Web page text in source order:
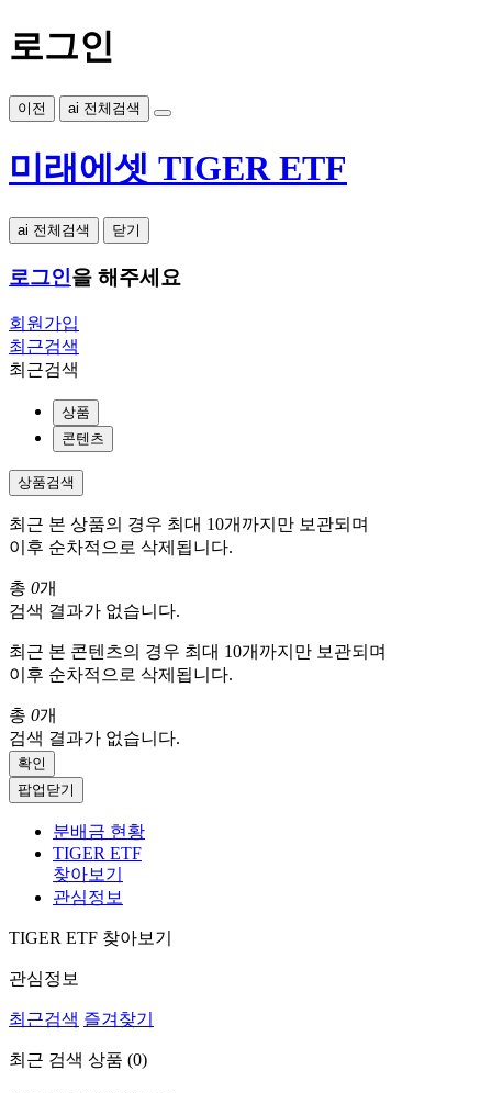
로그인
이전 ai 전체검색
미래에셋 TIGER ETF
ai 전체검색 닫기
로그인을 해주세요
회원가입
최근검색
최근검색
상품
콘텐츠
상품검색
최근 본 상품의 경우 최대 10개까지만 보관되며
이후 순차적으로 삭제됩니다.
총 0개
검색 결과가 없습니다.
최근 본 콘텐츠의 경우 최대 10개까지만 보관되며
이후 순차적으로 삭제됩니다.
총 0개
검색 결과가 없습니다.
확인
팝업닫기
분배금 현황
TIGER ETF
찾아보기
관심정보
TIGER ETF 찾아보기
관심정보
최근검색 즐겨찾기
최근 검색 상품 (0)